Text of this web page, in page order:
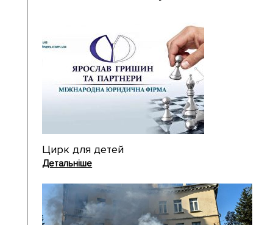
Цирк для детей
Детальніше